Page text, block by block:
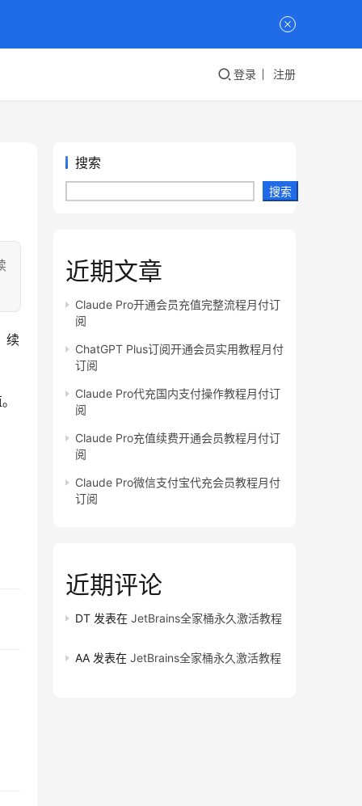
登录 注册
续
搜索
搜索
近期文章
Claude Pro开通会员充值完整流程月付订
阅
ChatGPT Plus订阅开通会员实用教程月付
订阅
Claude Pro代充国内支付操作教程月付订
阅
Claude Pro充值续费开通会员教程月付订
阅
Claude Pro微信支付宝代充会员教程月付
订阅
近期评论
DT 发表在 JetBrains全家桶永久激活教程
AA 发表在 JetBrains全家桶永久激活教程